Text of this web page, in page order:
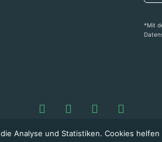
*Mit
Analyse und Statistiken. Cookies